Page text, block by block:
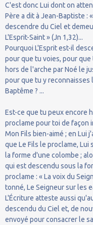
C'est donc Lui dont on
Père a dit à Jean-Baptiste :
descendre du Ciel et
L'Esprit-Saint » (Jn 1,32)...
Pourquoi L'Esprit est-il
pour que tu voies, pour
hors de l'arche par Noé le
pour que tu y reconnaisses
Baptême ? ...
Est-ce que tu peux encore
proclame pour toi de façon
Mon Fils bien-aimé ; en Lui
que Le Fils le proclame, Lui
la forme d'une colombe ;
qui est descendu sous la
proclame : « La voix du
tonné, Le Seigneur sur les
L'Écriture atteste aussi
descendu du Ciel et, de
envoyé pour consacrer le